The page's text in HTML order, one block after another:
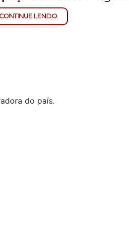
CONTINUE LENDO
do país.